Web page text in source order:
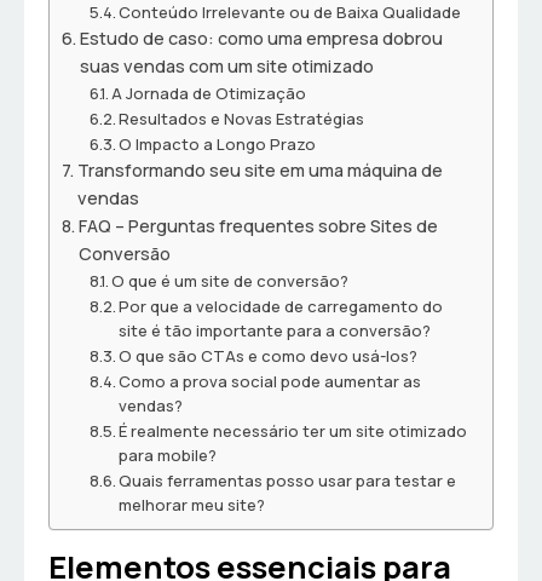
Conteúdo Irrelevante ou de Baixa Qualidade
Estudo de caso: como uma empresa dobrou
suas vendas com um site otimizado
A Jornada de Otimização
Resultados e Novas Estratégias
O Impacto a Longo Prazo
Transformando seu site em uma máquina de
vendas
FAQ – Perguntas frequentes sobre Sites de
Conversão
O que é um site de conversão?
Por que a velocidade de carregamento do
site é tão importante para a conversão?
O que são CTAs e como devo usá-los?
Como a prova social pode aumentar as
vendas?
É realmente necessário ter um site otimizado
para mobile?
Quais ferramentas posso usar para testar e
melhorar meu site?
Elementos essenciais para